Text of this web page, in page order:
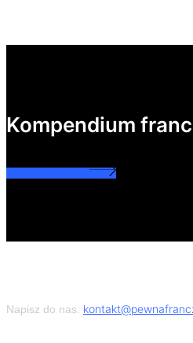
Kompendium
Napisz do nas: